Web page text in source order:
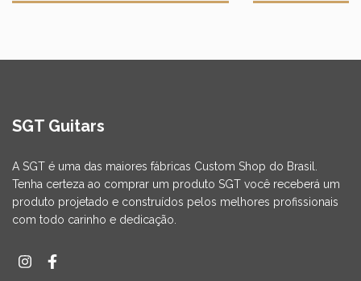
SGT Guitars
A SGT é uma das maiores fábricas Custom Shop do Brasil.
Tenha certeza ao comprar um produto SGT você receberá um
produto projetado e construídos pelos melhores profissionais
com todo carinho e dedicação.